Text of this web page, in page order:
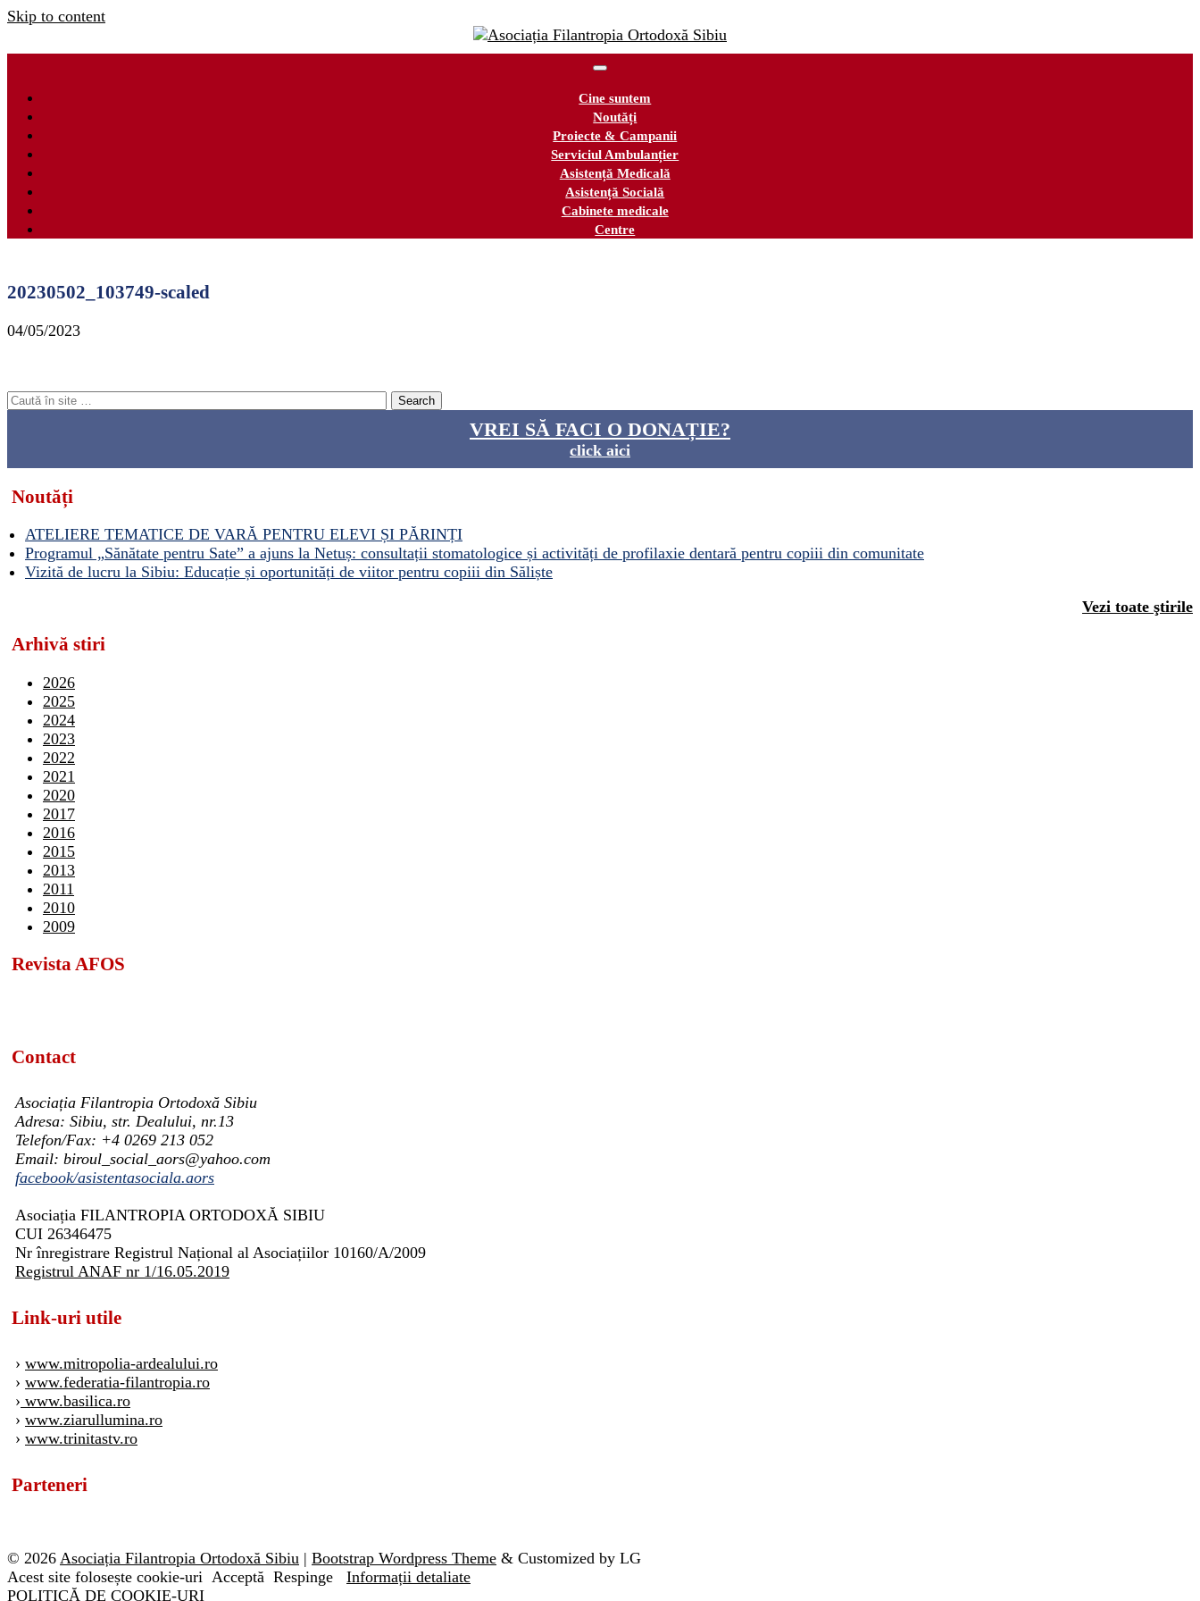
Skip to content
Cine suntem
Noutăți
Proiecte & Campanii
Serviciul Ambulanțier
Asistență Medicală
Asistență Socială
Cabinete medicale
Centre
20230502_103749-scaled
04/05/2023
VREI SĂ FACI O DONAȚIE?
click aici
Noutăți
ATELIERE TEMATICE DE VARĂ PENTRU ELEVI ȘI PĂRINȚI
Programul „Sănătate pentru Sate” a ajuns la Netuș: consultații stomatologice și activități de profilaxie dentară pentru copiii din comunitate
Vizită de lucru la Sibiu: Educație și oportunități de viitor pentru copiii din Săliște
Vezi toate ştirile
Arhivă stiri
2026
2025
2024
2023
2022
2021
2020
2017
2016
2015
2013
2011
2010
2009
Revista AFOS
Contact
Asociația Filantropia Ortodoxă Sibiu
Adresa: Sibiu, str. Dealului, nr.13
Telefon/Fax: +4 0269 213 052
Email: biroul_social_aors@yahoo.com
facebook/asistentasociala.aors
Asociația FILANTROPIA ORTODOXĂ SIBIU
CUI 26346475
Nr înregistrare Registrul Național al Asociațiilor 10160/A/2009
Registrul ANAF nr 1/16.05.2019
Link-uri utile
› www.mitropolia-ardealului.ro
› www.federatia-filantropia.ro
› www.basilica.ro
› www.ziarullumina.ro
› www.trinitastv.ro
Parteneri
© 2026 Asociația Filantropia Ortodoxă Sibiu | Bootstrap Wordpress Theme & Customized by LG
Acest site folosește cookie-uri Acceptă Respinge
Informații detaliate
POLITICĂ DE COOKIE-URI